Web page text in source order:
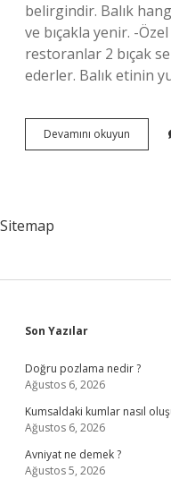
belirgindir. Balık
ve bıçakla yenir. -
restoranlar 2 bıçak
ederler. Balık etinin
Devamını okuyun
Hangi
Sitemap
Sidebar
Son Yazılar
Doğru pozlama nedir ?
Ağustos 6, 2026
Kumsaldaki kumlar nasıl
Ağustos 6, 2026
Avniyat ne demek ?
Ağustos 5, 2026